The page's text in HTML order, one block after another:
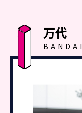
万代
BANDAI